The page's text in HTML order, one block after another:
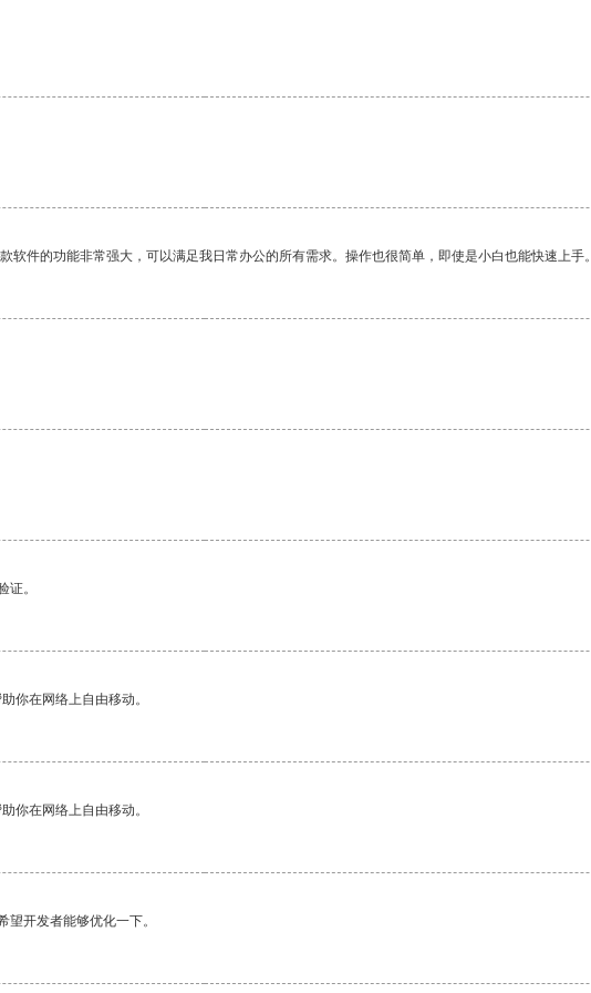
件的功能非常强大，可以满足我日常办公的所有需求。操作也很简单，即使是小白也能快速上手。
。
你在网络上自由移动。
你在网络上自由移动。
开发者能够优化一下。